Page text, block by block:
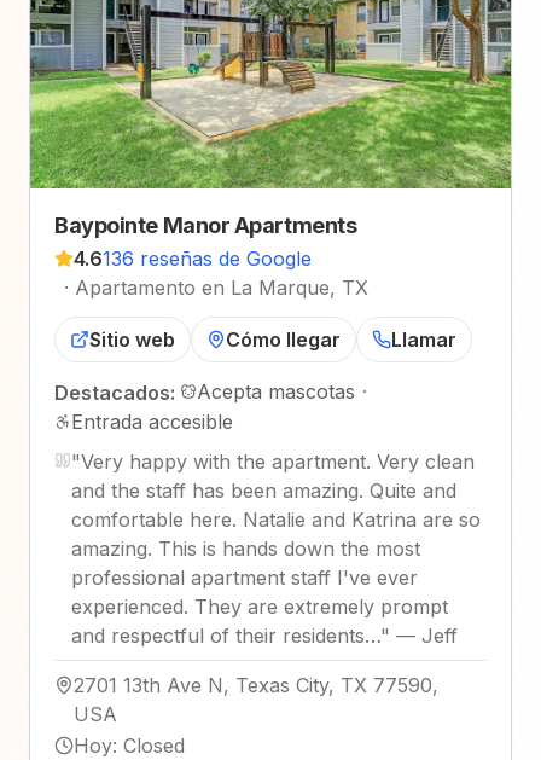
Baypointe Manor Apartments
4.6136 reseñas de Google
· Apartamento en La Marque, TX
Sitio web Cómo llegar Llamar
Destacados: Acepta mascotas ·
Entrada accesible
"Very happy with the apartment. Very clean
and the staff has been amazing. Quite and
comfortable here. Natalie and Katrina are so
amazing. This is hands down the most
professional apartment staff I've ever
experienced. They are extremely prompt
and respectful of their residents…" — Jeff
2701 13th Ave N, Texas City, TX 77590,
USA
Hoy: Closed